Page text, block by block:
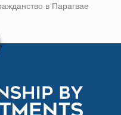
в Парагвае